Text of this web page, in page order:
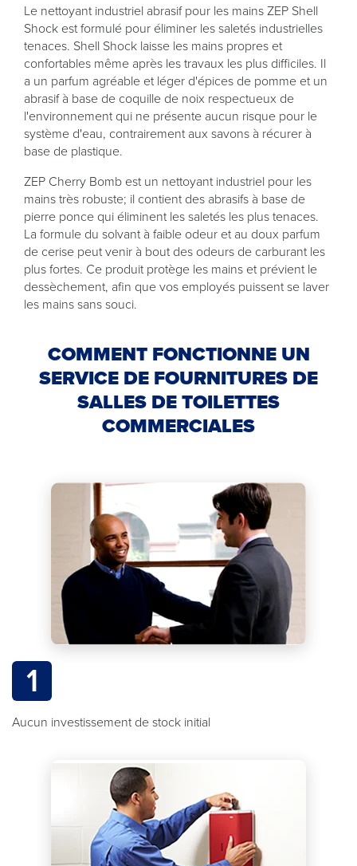
Le nettoyant industriel abrasif pour les mains ZEP Shell
Shock est formulé pour éliminer les saletés industrielles
tenaces. Shell Shock laisse les mains propres et
confortables même après les travaux les plus difficiles. Il
a un parfum agréable et léger d'épices de pomme et un
abrasif à base de coquille de noix respectueux de
l'environnement qui ne présente aucun risque pour le
système d'eau, contrairement aux savons à récurer à
base de plastique.
ZEP Cherry Bomb est un nettoyant industriel pour les
mains très robuste; il contient des abrasifs à base de
pierre ponce qui éliminent les saletés les plus tenaces.
La formule du solvant à faible odeur et au doux parfum
de cerise peut venir à bout des odeurs de carburant les
plus fortes. Ce produit protège les mains et prévient le
dessèchement, afin que vos employés puissent se laver
les mains sans souci.
COMMENT FONCTIONNE UN
SERVICE DE FOURNITURES DE
SALLES DE TOILETTES
COMMERCIALES
1
Aucun investissement de stock initial